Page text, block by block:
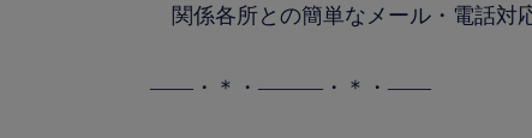
関係各所との簡単なメール・電話対
――・＊・―――・＊・――